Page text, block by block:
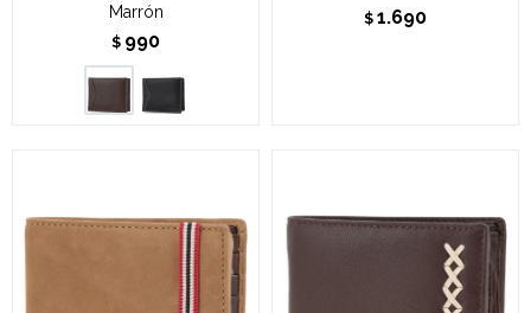
Marrón
$ 990
$ 1.690